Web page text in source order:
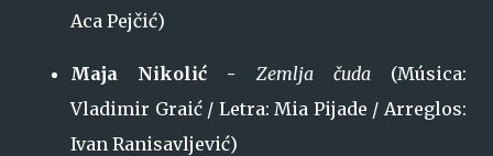
Aca Pejčić)
Maja Nikolić - Zemlja čuda (Música:
Vladimir Graić / Letra: Mia Pijade / Arreglos:
Ivan Ranisavljević)